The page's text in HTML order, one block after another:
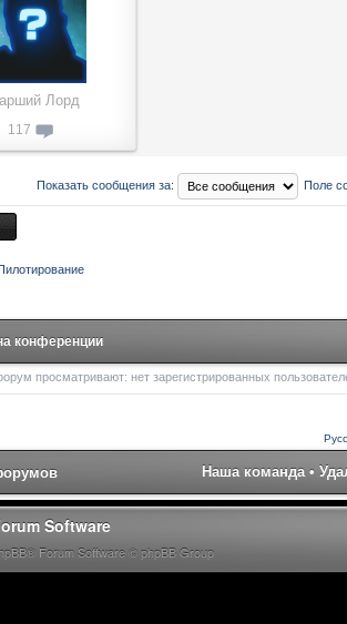
Лорд
117
Показать сообщения за: Поле
конференции
просматривают: нет зарегистрированных
Наша команда •
Software
Forum Software © phpBB Group